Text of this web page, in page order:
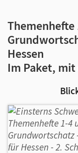
Themenhefte
Hessen
Im Paket,